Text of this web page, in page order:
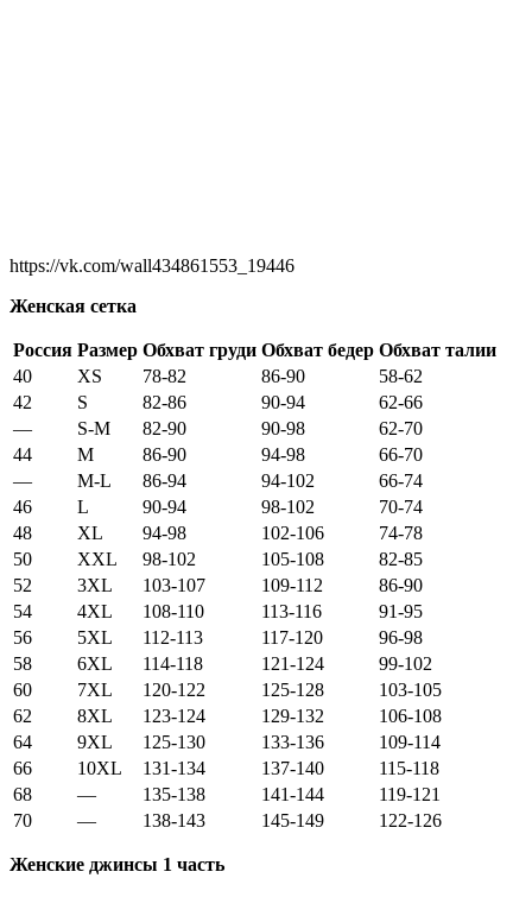
https://vk.com/wall434861553_19446
Женская сетка
Россия Размер Обхват груди Обхват бедер Обхват талии
40
XS 78-82 86-90
58-62
42
S 82-86 90-94
62-66
—
S-M 82-90 90-98
62-70
44
M 86-90 94-98
66-70
—
M-L 86-94 94-102
66-74
46
L 90-94 98-102
70-74
48
XL 94-98 102-106
74-78
50
XXL 98-102 105-108
82-85
52
3XL 103-107 109-112
86-90
54
4XL 108-110 113-116
91-95
56
5XL 112-113 117-120
96-98
58
6XL 114-118 121-124
99-102
60
7XL 120-122 125-128
103-105
62
8XL 123-124 129-132
106-108
64
9XL 125-130 133-136
109-114
66
10XL 131-134 137-140
115-118
68
— 135-138 141-144
119-121
70
— 138-143 145-149 122-126
Женские джинсы 1 часть